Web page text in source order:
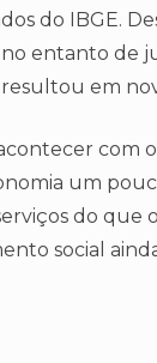
do IBGE.
entanto de
em
com
um
do que
social